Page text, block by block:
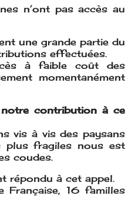
n’ont pas accès au
une grande partie du
effectuées.
à faible coût des
momentanément
contribution à ce
vis à vis des paysans
plus fragiles nous est
coudes.
répondu à cet appel.
Française, 16 familles